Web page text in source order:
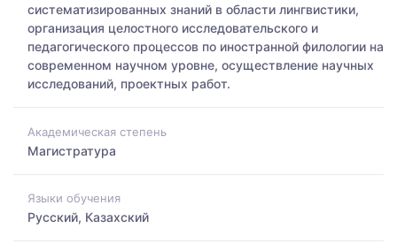
систематизированных знаний в области лингвистики,
организация целостного исследовательского и
педагогического процессов по иностранной филологии на
современном научном уровне, осуществление научных
исследований, проектных работ.
Академическая степень
Магистратура
Языки обучения
Русский, Казахский